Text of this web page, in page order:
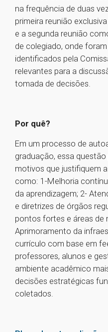
na frequência de duas
primeira reunião
e a segunda reunião
de colegiado, onde
identificados pela
relevantes para a
tomada de decisões.
Por quê?
Em um processo de
graduação, essa
motivos que justifiquem
como: 1-Melhoria
da aprendizagem; 2-
e diretrizes de órgãos
pontos fortes e áreas de
Aprimoramento da
currículo com base em
professores, alunos e
ambiente acadêmico
decisões estratégicas
coletados.